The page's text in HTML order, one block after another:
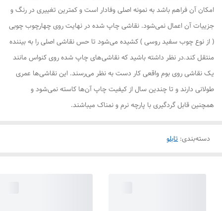
امکان آن فراهم باشد به نمونه اصلی وفادار است و کمترین تغییری در رنگ و
جزییات آن اعمال نمی‌شود. نقاشی چاپ شده در نهایت روی چهارچوب چوبی
( از نوع چوب سفید روسی ) کشیده می‌شود تا حس نقاشی اصلی را به بیننده
منتقل کند.در نظر داشته باشید که نقاشی‌های چاپ شده روی کنواس مانند
یک نقاشی روی بوم واقعی کار دست به نظر می‌رسند. این نقاشی‌ها عمری
طولانی دارند و تا چندین سال از کیفیت چاپ آن‌ها کاسته نمی‌شود و
همچنین قابل گردگیری با پارچه نرم و نمناک میباشند.
دسته‌بندی: تابلو